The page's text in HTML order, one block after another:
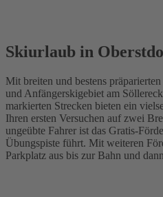
Skiurlaub in
Mit breiten und bestens
und Anfängerskigebiet am
markierten Strecken bieten ein
Ihren ersten Versuchen auf zwei
ungeübte Fahrer ist das Gratis-
Übungspiste führt. Mit weiteren
Parkplatz aus bis zur Bahn und